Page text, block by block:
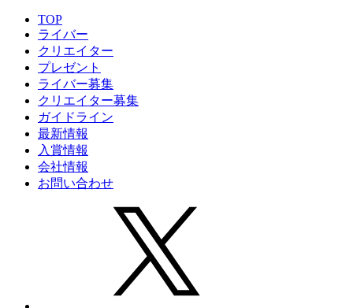
TOP
ライバー
クリエイター
プレゼント
ライバー募集
クリエイター募集
ガイドライン
最新情報
入賞情報
会社情報
お問い合わせ